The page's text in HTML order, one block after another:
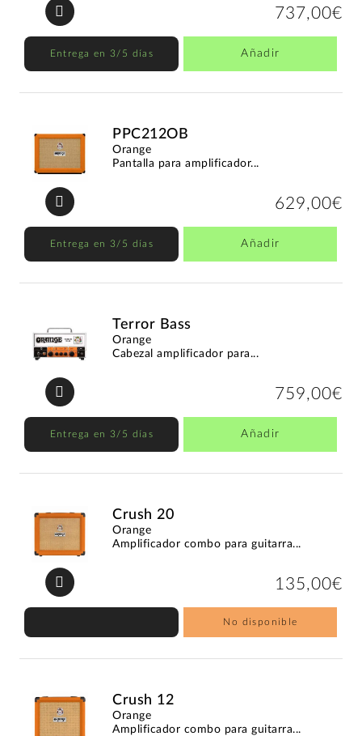
737,00€
Entrega en 3/5 días Añadir
PPC212OB
Orange
Pantalla para amplificador...
629,00€
Entrega en 3/5 días Añadir
Terror Bass
Orange
Cabezal amplificador para...
759,00€
Entrega en 3/5 días Añadir
Crush 20
Orange
Amplificador combo para guitarra...
135,00€
No disponible
Crush 12
Orange
Amplificador combo para guitarra...